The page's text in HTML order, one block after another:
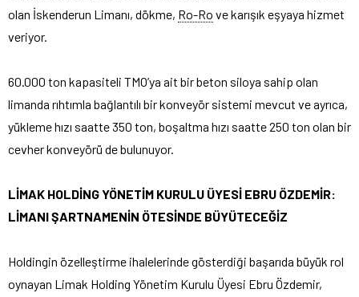
olan İskenderun Limanı, dökme, Ro-Ro ve karışık eşyaya hizmet
veriyor.
60.000 ton kapasiteli TMO’ya ait bir beton siloya sahip olan
limanda rıhtımla bağlantılı bir konveyör sistemi mevcut ve ayrıca,
yükleme hızı saatte 350 ton, boşaltma hızı saatte 250 ton olan bir
cevher konveyörü de bulunuyor.
LİMAK HOLDİNG YÖNETİM KURULU ÜYESİ EBRU ÖZDEMİR:
LİMANI ŞARTNAMENİN ÖTESİNDE BÜYÜTECEĞİZ
Holdingin özelleştirme ihalelerinde gösterdiği başarıda büyük rol
oynayan Limak Holding Yönetim Kurulu Üyesi Ebru Özdemir,